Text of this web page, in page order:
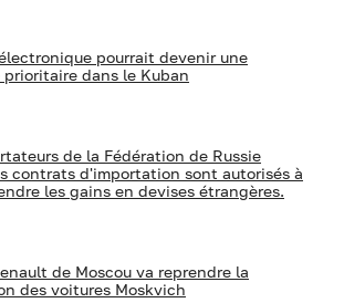
pourrait devenir une
dans le Kuban
de la Fédération de Russie
contrats d'importation sont autorisés à
les gains en devises étrangères.
de Moscou va reprendre la
des voitures Moskvich